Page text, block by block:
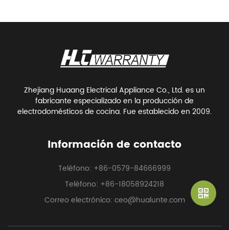
Zhejiang Huaang Electrical Appliance Co., Ltd. es un
fabricante especializado en la producción de
electrodomésticos de cocina. Fue establecido en 2009.
Información de contacto
Teléfono: +86-0579-84666999
Teléfono: +86-18058924218
Correo electrónico: ceo@hualunte.com